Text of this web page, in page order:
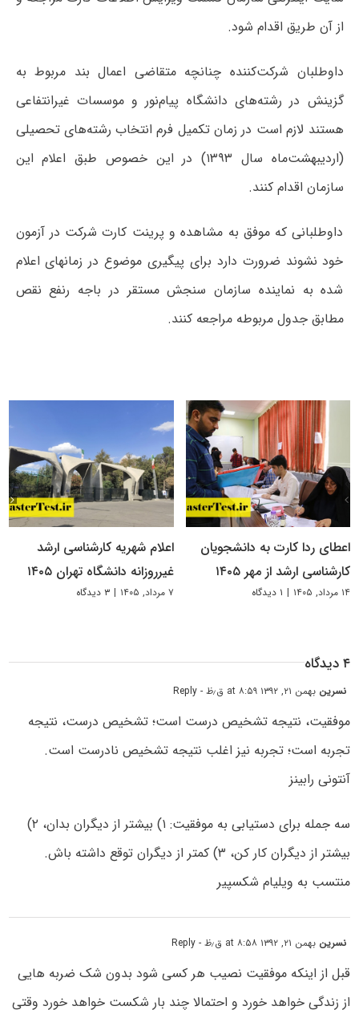
از آن طریق اقدام شود.
داوطلبان شرکت‌کننده چنانچه متقاضی اعمال بند مربوط به
گزینش در رشته‌های دانشگاه پیام‌نور و موسسات غیرانتفاعی
هستند لازم است در زمان تکمیل فرم انتخاب رشته‌های تحصیلی
(اردیبهشت‌ماه سال ۱۳۹۳) در این خصوص طبق اعلام این
سازمان اقدام کنند.
داوطلبانی که موفق به مشاهده و پرینت کارت شرکت در آزمون
خود نشوند ضرورت دارد برای پیگیری موضوع در زمانهای اعلام
شده به نماینده سازمان سنجش مستقر در باجه رنفع نقص
مطابق جدول مربوطه مراجعه کنند.
اعطای ردا کارت به دانشجویان
کارشناسی ارشد از مهر ۱۴۰۵
۱۴ مرداد, ۱۴۰۵ | ۱ دیدگاه
اعلام شهریه کارشناسی ارشد
غیرروزانه دانشگاه تهران ۱۴۰۵
۷ مرداد, ۱۴۰۵ | ۳ دیدگاه
۴ دیدگاه
نسرین بهمن ۲۱, ۱۳۹۲ at ۸:۵۹ ق٫ظ - Reply
موفقیت، نتیجه تشخیص درست است؛ تشخیص درست، نتیجه
تجربه است؛ تجربه نیز اغلب نتیجه تشخیص نادرست است.
آنتونی رابینز
سه جمله برای دستیابی به موفقیت: ۱) بیشتر از دیگران بدان، ۲)
بیشتر از دیگران کار کن، ۳) کمتر از دیگران توقع داشته باش.
منتسب به ویلیام شکسپیر
نسرین بهمن ۲۱, ۱۳۹۲ at ۸:۵۸ ق٫ظ - Reply
قبل از اینکه موفقیت نصیب هر کسی شود بدون شک ضربه هایی
از زندگی خواهد خورد و احتمالا چند بار شکست خواهد خورد وقتی